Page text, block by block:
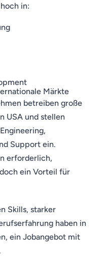
in:
Märkte
betreiben große
USA und stellen
Support ein.
erforderlich,
ein Vorteil für
Skills, starker
haben in
ein Jobangebot mit